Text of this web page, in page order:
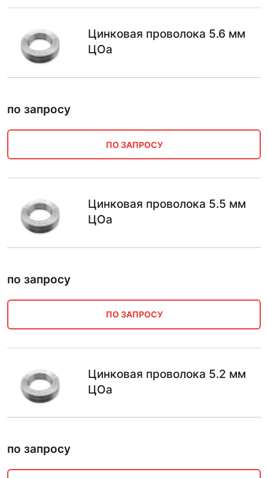
Цинковая проволока 5.6 мм
ЦОа
по запросу
ПО ЗАПРОСУ
Цинковая проволока 5.5 мм
ЦОа
по запросу
ПО ЗАПРОСУ
Цинковая проволока 5.2 мм
ЦОа
по запросу